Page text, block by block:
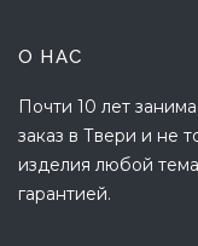
О НАС
Почти 10 лет
заказ в Твери и не
изделия любой
гарантией.